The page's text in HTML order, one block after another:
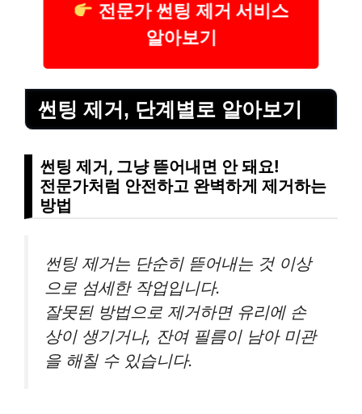
전문가 썬팅 제거 서비스
알아보기
썬팅 제거, 단계별로 알아보기
썬팅 제거, 그냥 뜯어내면 안 돼요!
전문가처럼 안전하고 완벽하게 제거하는
방법
썬팅 제거는 단순히 뜯어내는 것 이상
으로 섬세한 작업입니다.
잘못된 방법으로 제거하면 유리에 손
상이 생기거나, 잔여 필름이 남아 미관
을 해칠 수 있습니다.